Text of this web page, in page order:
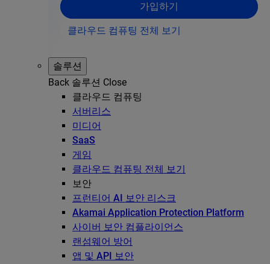
가입하기
클라우드 컴퓨팅 전체 보기
솔루션
Back 솔루션 Close
클라우드 컴퓨팅
서버리스
미디어
SaaS
게임
클라우드 컴퓨팅 전체 보기
보안
프런티어 AI 보안 리스크
Akamai Application Protection Platform
사이버 보안 컴플라이언스
랜섬웨어 방어
앱 및 API 보안